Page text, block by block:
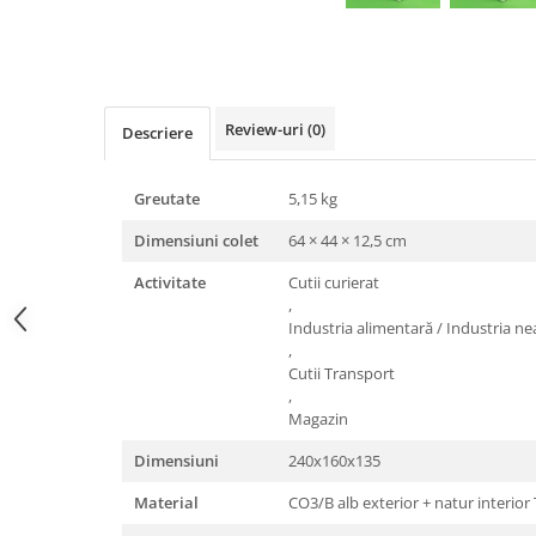
Descriere Review-uri (0)
Greutate
5,15 kg
Dimensiuni colet
64 × 44 × 12,5 cm
Activitate
Cutii curierat
,
Industria alimentară / Industria
,
Cutii Transport
,
Magazin
Dimensiuni
240x160x135
Material
CO3/B alb exterior + natur interior